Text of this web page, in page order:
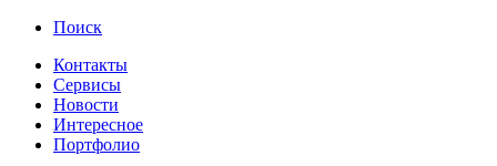
Поиск
Контакты
Сервисы
Новости
Интересное
Портфолио